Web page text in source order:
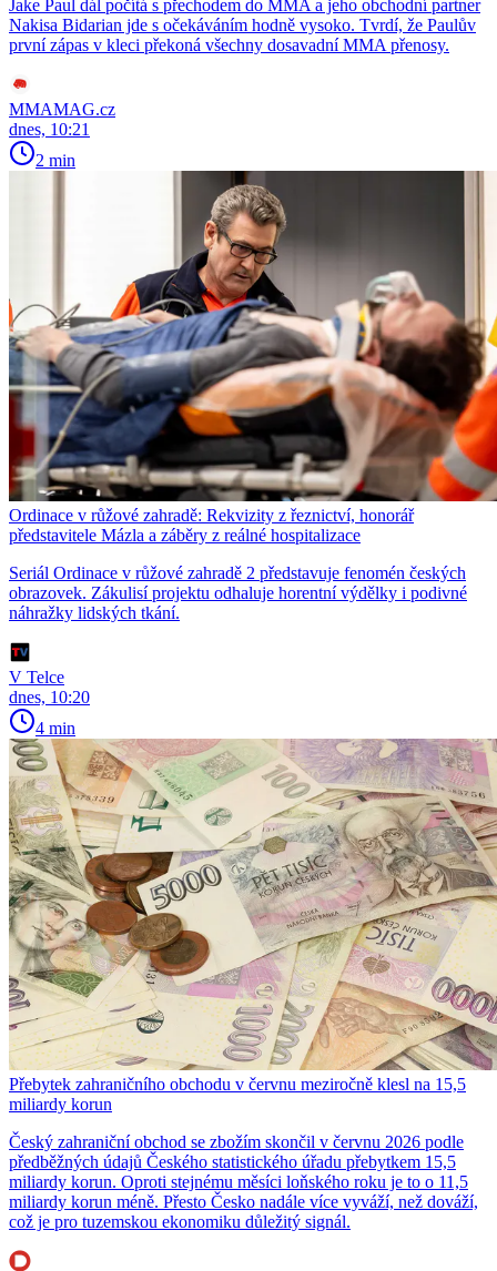
Jake Paul dál počítá s přechodem do MMA a jeho obchodní partner
Nakisa Bidarian jde s očekáváním hodně vysoko. Tvrdí, že Paulův
první zápas v kleci překoná všechny dosavadní MMA přenosy.
MMAMAG.cz
dnes, 10:21
2 min
Ordinace v růžové zahradě: Rekvizity z řeznictví, honorář
představitele Mázla a záběry z reálné hospitalizace
Seriál Ordinace v růžové zahradě 2 představuje fenomén českých
obrazovek. Zákulisí projektu odhaluje horentní výdělky i podivné
náhražky lidských tkání.
V Telce
dnes, 10:20
4 min
Přebytek zahraničního obchodu v červnu meziročně klesl na 15,5
miliardy korun
Český zahraniční obchod se zbožím skončil v červnu 2026 podle
předběžných údajů Českého statistického úřadu přebytkem 15,5
miliardy korun. Oproti stejnému měsíci loňského roku je to o 11,5
miliardy korun méně. Přesto Česko nadále více vyváží, než dováží,
což je pro tuzemskou ekonomiku důležitý signál.